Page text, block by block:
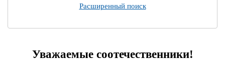
Расширенный поиск
Уважаемые соотечественники!